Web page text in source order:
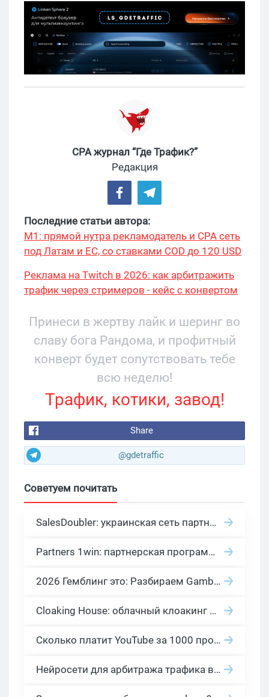
CPA журнал “Где Трафик?”
Редакция
Последние статьи автора:
М1: прямой нутра рекламодатель и CPA сеть
под Латам и ЕС, со ставками COD до 120 USD
Реклама на Twitch в 2026: как арбитражить
трафик через стримеров - кейс с конвертом
Принеси в жертву лайк и шеринг во
славу бога Рандома, и профитный
конверт будет сопутствовать тебе
всю неделю!
Трафик, котики, завод!
Share
@gdetraffic
Советуем почитать
SalesDoubler: украинская сеть партнерских программ с оплатой за действие
Partners 1win: партнерская программа казино в нише гемблинг арбитраж
2026 Гемблинг это: Разбираем Gambling вертикаль, и все что связано с гемблинг и беттинг офферами
Cloaking House: облачный клоакинг для фильтрации ботов FB и Google Ads — гайд PHP-интеграции 2026
Сколько платит YouTube за 1000 просмотров в 2026: реальные цифры от 0.5 до 36 USD по ГЕО
Нейросети для арбитража трафика в 2026: инструменты, кейсы и AI-медиабайеры